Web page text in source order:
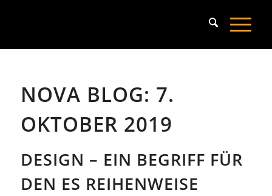
NOVA BLOG: 7.
OKTOBER 2019
DESIGN – EIN BEGRIFF FÜR
DEN ES REIHENWEISE